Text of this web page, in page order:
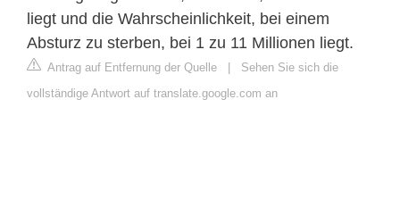
liegt und die Wahrscheinlichkeit, bei einem
Absturz zu sterben, bei 1 zu 11 Millionen liegt.
Antrag auf Entfernung der Quelle | Sehen Sie sich die
vollständige Antwort auf translate.google.com an